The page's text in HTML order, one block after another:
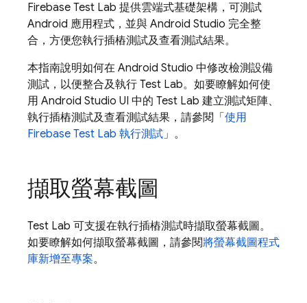
Firebase Test Lab 提供雲端式基礎架構，可測試
Android 應用程式，並與 Android Studio 完全整
合，方便您執行插樁測試及查看測試結果。
本指南說明如何在 Android Studio 中修改檢測設備
測試，以便整合及執行 Test Lab。如要瞭解如何使
用 Android Studio UI 中的 Test Lab 建立測試矩陣、
執行插樁測試及查看測試結果，請參閱「 使用
Firebase Test Lab 執行測試」。
擷取螢幕截圖
Test Lab 可支援在執行插樁測試時擷取螢幕截圖。
如要瞭解如何擷取螢幕截圖，請參閱將螢幕截圖程式
庫新增至專案。